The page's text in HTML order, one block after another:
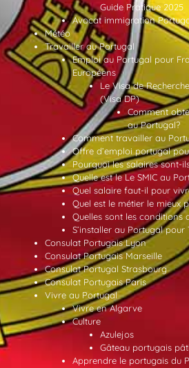
Guide Pratique 2025
Avocat immigration
Météo
Travailler au Portugal
Emploi au Portugal pour
Européens
Le Visa de
(Visa DP)
Comment
au Portugal?
Comment travailler au
Offre d’emploi portugal
Pourquoi les salaires sont-
Quelle est le Le SMIC au
Quel salaire faut-il pour
Quel est le métier le mieux
Quelles sont les conditions
S’installer au Portugal pour
Consulat Portugais Lyon
Consulat Portugais Marseille
Consulat Portugal Strasbourg
Consulat Portugais Paris
Vivre au Portugal
Vivre en Algarve
Culture
Azulejos
Gâteau portugais
Apprendre le portugais du